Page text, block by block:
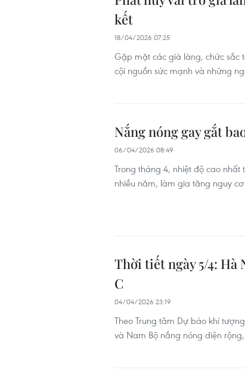
kết
18/04/2026 07:25
Gặp mặt các già làng, chức sắc
cội nguồn sức mạnh và những
Nắng nóng gay gắt
06/04/2026 08:49
Trong tháng 4, nhiệt độ cao
nhiều năm, làm gia tăng nguy
Thời tiết ngày 5/4: Hà
C
04/04/2026 23:19
Theo Trung tâm Dự báo khí
và Nam Bộ nắng nóng diện